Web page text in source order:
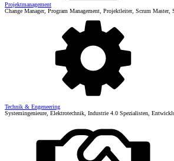
Projektmanagement
Change Manager, Program Management, Projektleiter, Scrum Master,
Technik & Engeneering
Systemingenieure, Elektrotechnik, Industrie 4.0 Spezialisten,